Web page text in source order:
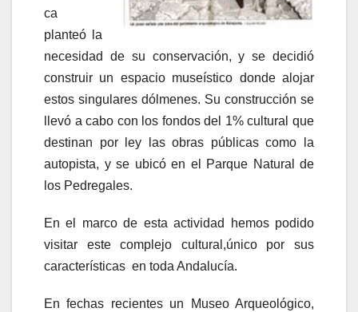
ca
planteó la
necesidad de su conservación, y se decidió
construir un espacio museístico donde alojar
estos singulares dólmenes. Su construcción se
llevó a cabo con los fondos del 1% cultural que
destinan por ley las obras públicas como la
autopista, y se ubicó en el Parque Natural de
los Pedregales.
En el marco de esta actividad hemos podido
visitar este complejo cultural,único por sus
características en toda Andalucía.
En fechas recientes un Museo Arqueológico,